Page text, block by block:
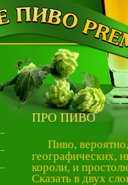
ПРО ПИВО
Пиво,
географических,
короли, и
Сказать в двух